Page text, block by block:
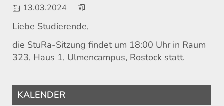
13.03.2024
Liebe Studierende,
die StuRa-Sitzung findet um 18:00 Uhr in Raum
323, Haus 1, Ulmencampus, Rostock statt.
KALENDER